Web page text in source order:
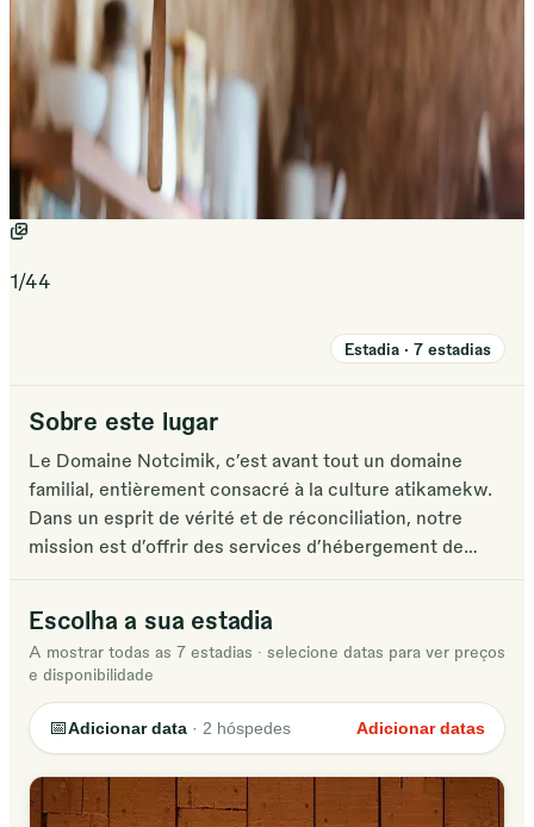
1/44
Estadia · 7 estadias
Sobre este lugar
Le Domaine Notcimik, c’est avant tout un domaine
familial, entièrement consacré à la culture atikamekw.
Dans un esprit de vérité et de réconciliation, notre
mission est d’offrir des services d’hébergement de
Quel que soit le temps que vous restez chez nous,
soyez assuré que vous vous sentirez comme chez
vous, au cœur de notre forêt ancestrale de Mauricie.
Depuis la création du Domaine Notcimik en 2016, notre
objectif est d’offrir à nos clients des séjours
Escolha a sua estadia
A mostrar todas as 7 estadias · selecione datas para ver preços
e disponibilidade
📅Adicionar data · 2 hóspedes Adicionar datas